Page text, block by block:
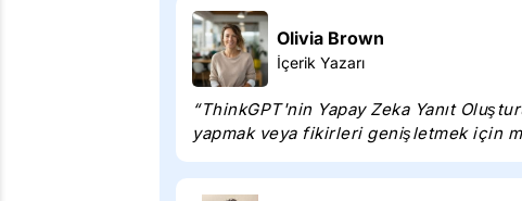
Olivia Brown
İçerik Yazarı
“ThinkGPT'nin Yapay Zeka Yanıt
yapmak veya fikirleri genişletmek için